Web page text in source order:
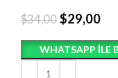
$34,00 $29,00
WHATSAPP ILE